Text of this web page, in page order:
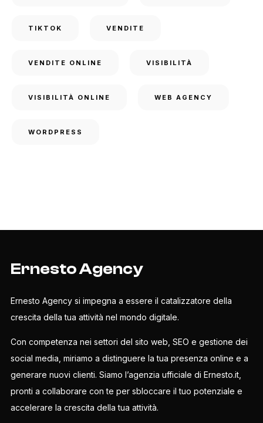
TIKTOK VENDITE
VENDITE ONLINE VISIBILITÀ
VISIBILITÀ ONLINE WEB AGENCY
WORDPRESS
Ernesto Agency
Ernesto Agency si impegna a essere il catalizzatore della
crescita della tua attività nel mondo digitale.
Con competenza nei settori del sito web, SEO e gestione dei
social media, miriamo a distinguere la tua presenza online e a
generare nuovi clienti. Siamo l’agenzia ufficiale di Ernesto.it,
pronti a collaborare con te per sbloccare il tuo potenziale e
accelerare la crescita della tua attività.